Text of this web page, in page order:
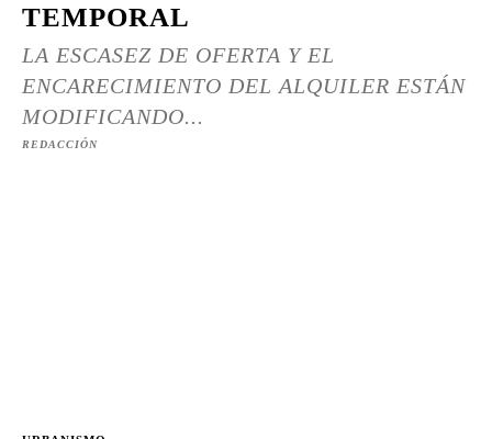
TEMPORAL
LA ESCASEZ DE OFERTA Y EL
ENCARECIMIENTO DEL ALQUILER ESTÁN
MODIFICANDO...
REDACCIÓN